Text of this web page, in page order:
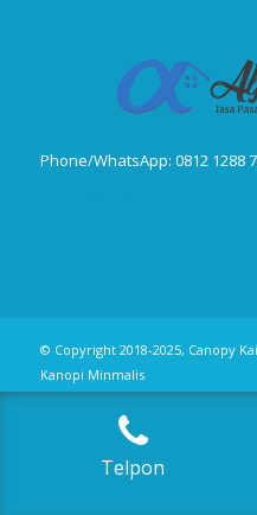
Phone/WhatsApp: 0812 1288
© Copyright 2018-2025, Canopy
Kanopi Minmalis
Telpon